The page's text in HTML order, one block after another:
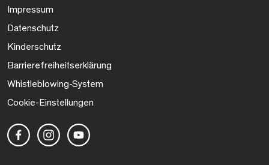
Impressum
Datenschutz
Kinderschutz
Barrierefreiheitserklärung
Whistleblowing-System
Cookie-Einstellungen